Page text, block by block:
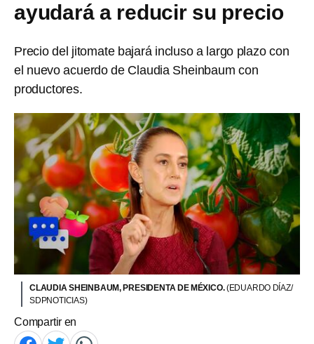
ayudará a reducir su precio
Precio del jitomate bajará incluso a largo plazo con
el nuevo acuerdo de Claudia Sheinbaum con
productores.
CLAUDIA SHEINBAUM, PRESIDENTA DE MÉXICO.(EDUARDO DÍAZ/
SDPNOTICIAS)
Compartir en